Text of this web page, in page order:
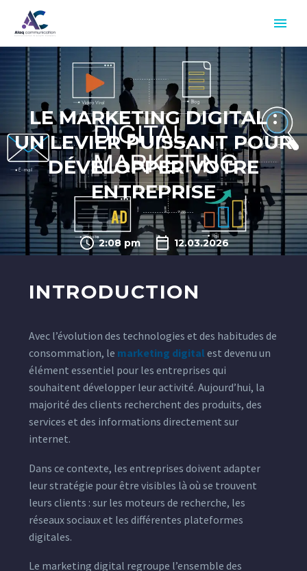
LE MARKETING DIGITAL :
UN LEVIER PUISSANT POUR
DÉVELOPPER VOTRE
ENTREPRISE
2:08 pm 12.03.2026
INTRODUCTION
Avec l’évolution des technologies et des habitudes de
consommation, le marketing digital est devenu un
élément essentiel pour les entreprises qui
souhaitent développer leur activité. Aujourd’hui, la
majorité des clients recherchent des produits, des
services et des informations directement sur
internet.
Dans ce contexte, les entreprises doivent adapter
leur stratégie pour être visibles là où se trouvent
leurs clients : sur les moteurs de recherche, les
réseaux sociaux et les différentes plateformes
digitales.
Le marketing digital regroupe l’ensemble des